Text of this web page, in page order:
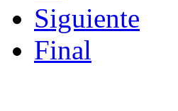
Siguiente
Final